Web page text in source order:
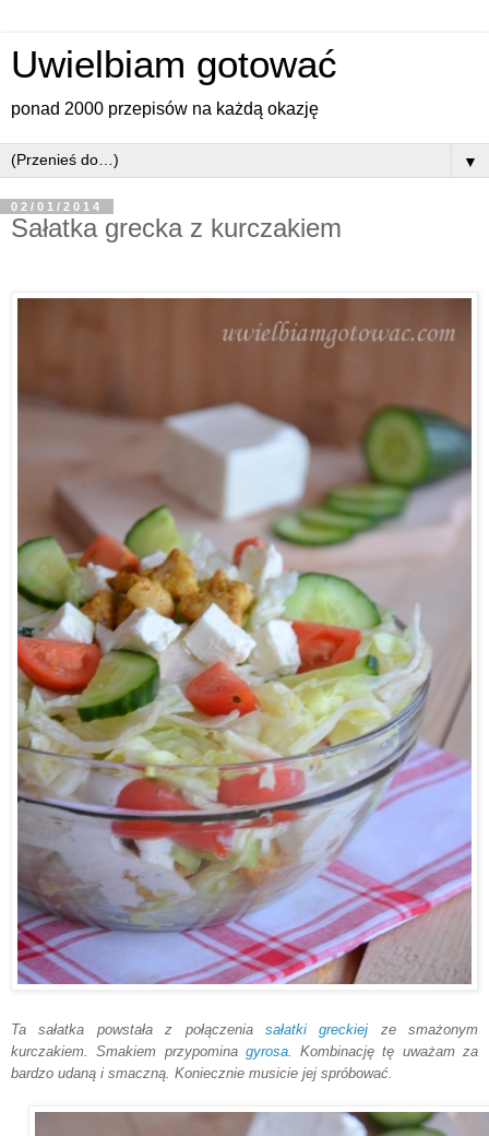
Uwielbiam gotować
ponad 2000 przepisów na każdą okazję
▼
02/01/2014
Sałatka grecka z kurczakiem
Ta sałatka powstała z połączenia sałatki greckiej ze smażonym
kurczakiem. Smakiem przypomina gyrosa. Kombinację tę uważam za
bardzo udaną i smaczną. Koniecznie musicie jej spróbować.